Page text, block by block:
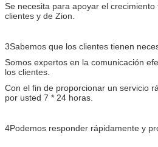
Se necesita para apoyar el
clientes y de Zion.
3Sabemos que los clientes tienen
Somos expertos en la comunicación
los clientes.
Con el fin de proporcionar un servicio
por usted 7 * 24 horas.
4Podemos responder rápidamente y